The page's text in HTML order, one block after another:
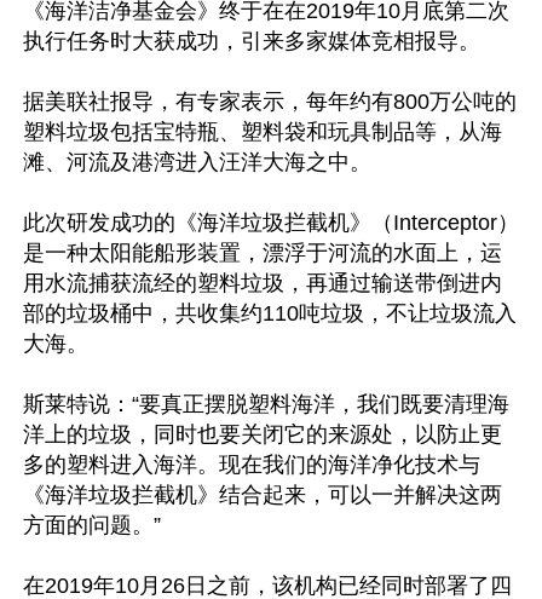
《海洋洁净基金会》终于在在2019年10月底第二次
执行任务时大获成功，引来多家媒体竞相报导。
据美联社报导，有专家表示，每年约有800万公吨的
塑料垃圾包括宝特瓶、塑料袋和玩具制品等，从海
滩、河流及港湾进入汪洋大海之中。
此次研发成功的《海洋垃圾拦截机》（Interceptor）
是一种太阳能船形装置，漂浮于河流的水面上，运
用水流捕获流经的塑料垃圾，再通过输送带倒进内
部的垃圾桶中，共收集约110吨垃圾，不让垃圾流入
大海。
斯莱特说：“要真正摆脱塑料海洋，我们既要清理海
洋上的垃圾，同时也要关闭它的来源处，以防止更
多的塑料进入海洋。现在我们的海洋净化技术与
《海洋垃圾拦截机》结合起来，可以一并解决这两
方面的问题。”
在2019年10月26日之前，该机构已经同时部署了四